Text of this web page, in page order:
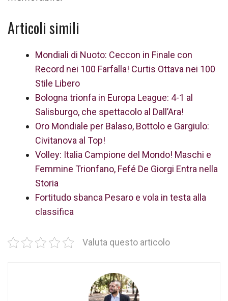
Articoli simili
Mondiali di Nuoto: Ceccon in Finale con
Record nei 100 Farfalla! Curtis Ottava nei 100
Stile Libero
Bologna trionfa in Europa League: 4-1 al
Salisburgo, che spettacolo al Dall’Ara!
Oro Mondiale per Balaso, Bottolo e Gargiulo:
Civitanova al Top!
Volley: Italia Campione del Mondo! Maschi e
Femmine Trionfano, Fefé De Giorgi Entra nella
Storia
Fortitudo sbanca Pesaro e vola in testa alla
classifica
Valuta questo articolo